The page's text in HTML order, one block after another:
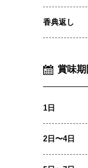
香典返し
賞味
1日
2日〜4日